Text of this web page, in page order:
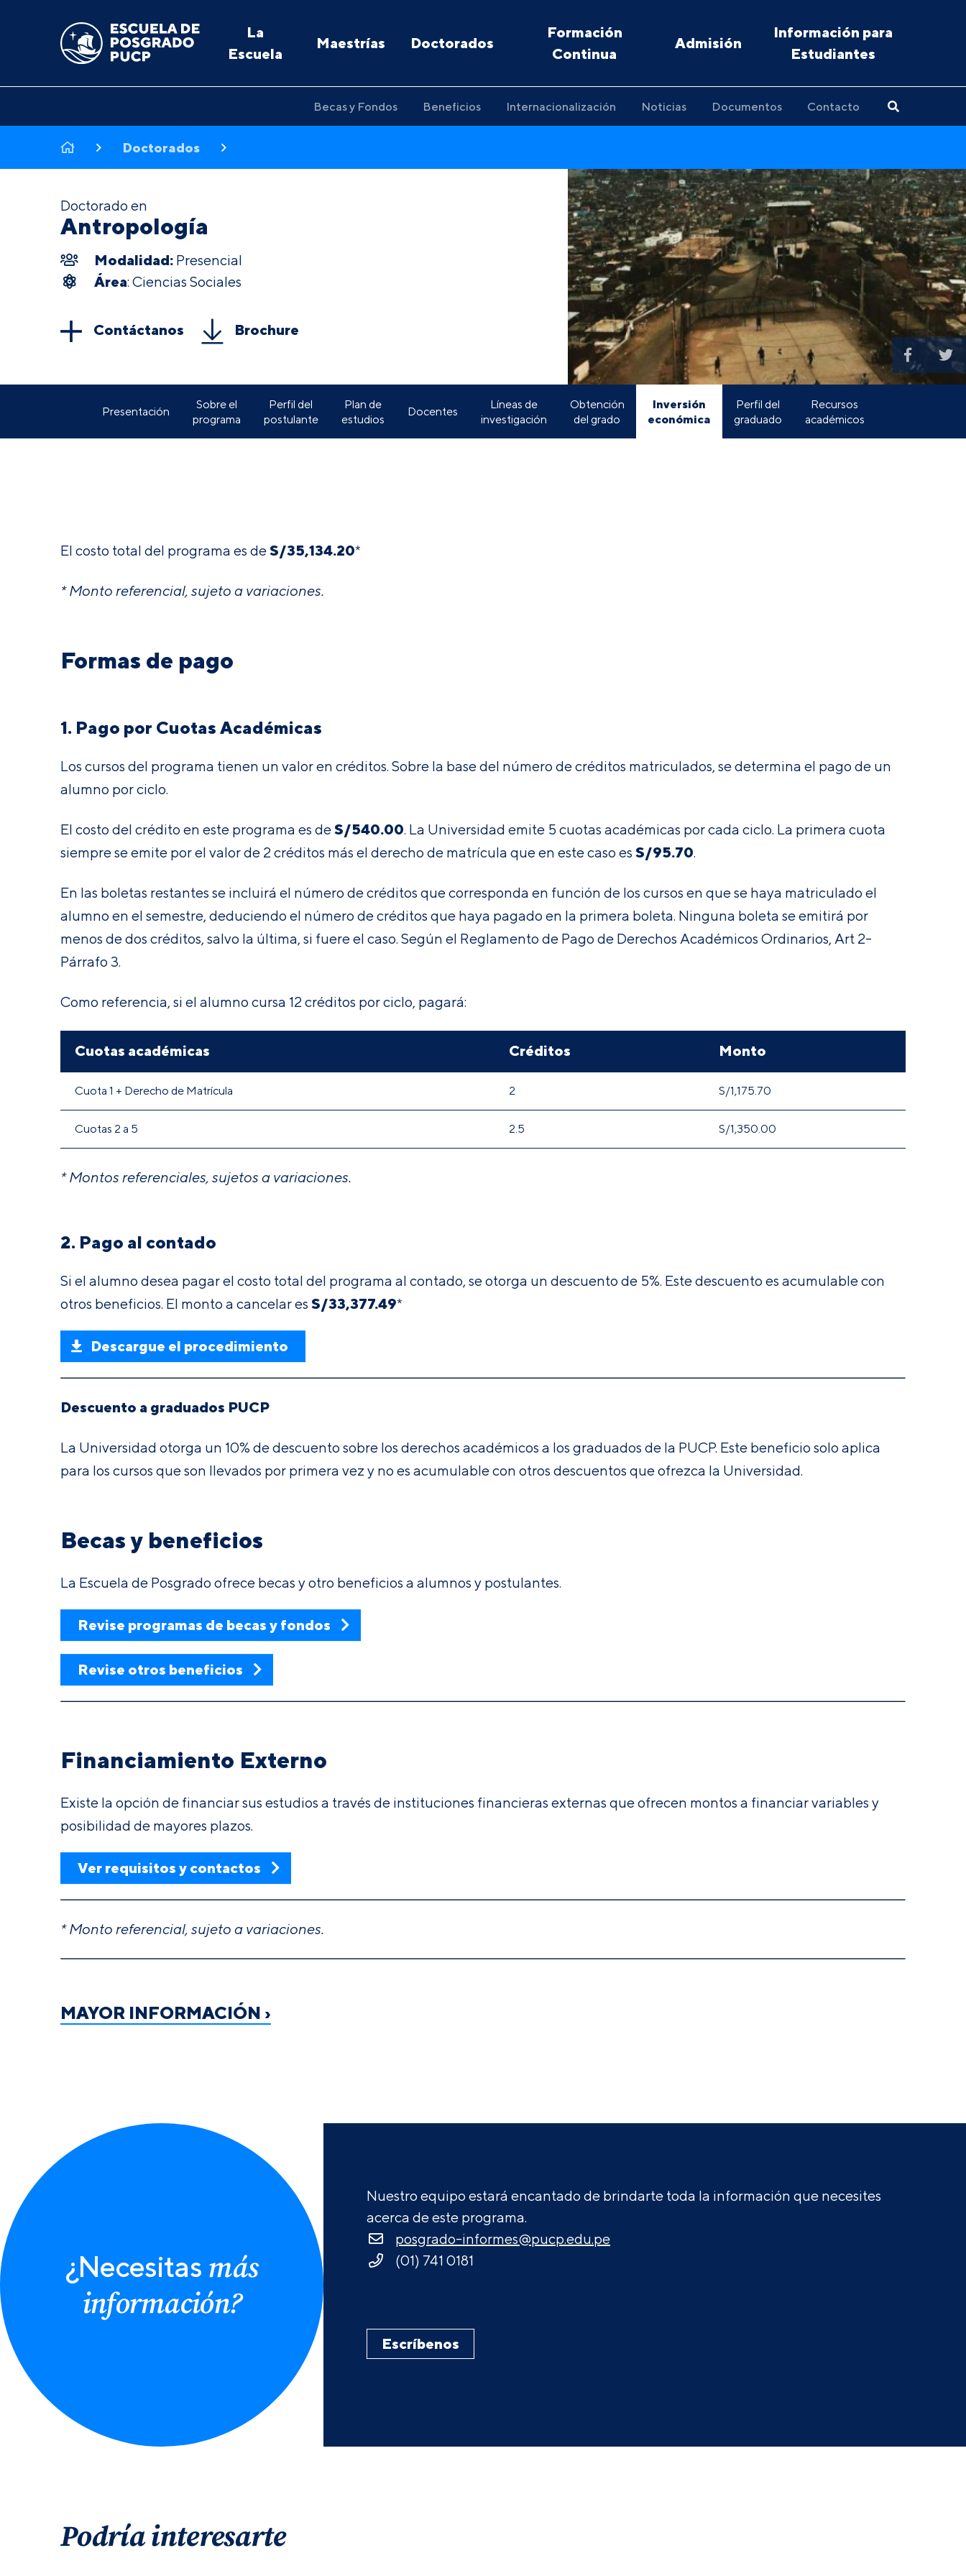
La
Escuela
Maestrías Doctorados
Formación
Continua
Admisión
Información para
Estudiantes
Becas y Fondos Beneficios Internacionalización Noticias Documentos Contacto
Doctorados
Doctorado en
Antropología
Modalidad: Presencial
Área: Ciencias Sociales
Contáctanos Brochure
Presentación
Sobre el
programa
Perfil del
postulante
Plan de
estudios
Docentes
Líneas de
investigación
Obtención
del grado
Inversión
económica
Perfil del
graduado
Recursos
académicos
El costo total del programa es deS/35,134.20*
* Monto referencial, sujeto a variaciones.
Formas de pago
1. Pago por Cuotas Académicas
Los cursos del programa tienen un valor en créditos. Sobre la base del número de créditos matriculados, se determina el pago de un
alumno por ciclo.
El costo del crédito en este programa es deS/540.00. La Universidad emite 5 cuotas académicas por cada ciclo. La primera cuota
siempre se emite por el valor de 2 créditos más el derecho de matrícula que en este caso es S/95.70.
En las boletas restantes se incluirá el número de créditos que corresponda en función de los cursos en que se haya matriculado el
alumno en el semestre, deduciendo el número de créditos que haya pagado en la primera boleta. Ninguna boleta se emitirá por
menos de dos créditos, salvo la última, si fuere el caso. Según el Reglamento de Pago de Derechos Académicos Ordinarios, Art 2-
Párrafo 3.
Como referencia, si el alumno cursa 12 créditos por ciclo, pagará:
Cuotas académicas Créditos Monto
Cuota 1 + Derecho de Matrícula 2 S/1,175.70
Cuotas 2 a 5 2.5 S/1,350.00
* Montos referenciales, sujetos a variaciones.
2. Pago al contado
Si el alumno desea pagar el costo total del programa al contado, se otorga un descuento de 5%. Este descuento es acumulable con
otros beneficios. El monto a cancelar es S/33,377.49*
Descargue el procedimiento
Descuento a graduados PUCP
La Universidad otorga un 10% de descuento sobre los derechos académicos a los graduados de la PUCP. Este beneficio solo aplica
para los cursos que son llevados por primera vez y no es acumulable con otros descuentos que ofrezca la Universidad.
Becas y beneficios
La Escuela de Posgrado ofrece becas y otro beneficios a alumnos y postulantes.
Revise programas de becas y fondos
Revise otros beneficios
Financiamiento Externo
Existe la opción de financiar sus estudios a través de instituciones financieras externas que ofrecen montos a financiar variables y
posibilidad de mayores plazos.
Ver requisitos y contactos
* Monto referencial, sujeto a variaciones.
MAYOR INFORMACIÓN ›
¿Necesitas más
información?
Nuestro equipo estará encantado de brindarte toda la información que necesites
acerca de este programa.
posgrado-informes@pucp.edu.pe
(01) 741 0181
Escríbenos
Podría interesarte